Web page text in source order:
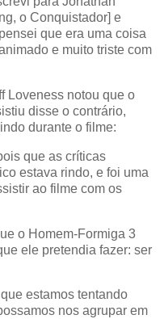
o Conquistador] e
que era uma coisa
e muito triste com
Loveness notou que o
disse o contrário,
durante o filme:
que as críticas
estava rindo, e foi uma
ao filme com os
o Homem-Formiga 3
ele pretendia fazer: ser
estamos tentando
nos agrupar em